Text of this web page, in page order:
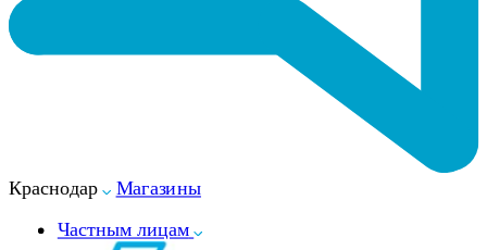
Краснодар
Магазины
Частным лицам